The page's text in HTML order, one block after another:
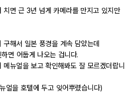
치면 근 3년 넘게 카메라를 만지고 있지만
해서 일본 풍경을 계속 담았는데
면 어둡게 나오는 겁니다.
뉴얼을 보고 확인해봐도 잘 모르겠더랍니
얼을 호텔에 두고 잊어뿌렸습니다)